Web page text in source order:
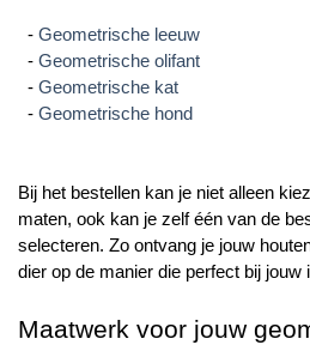
- Geometrische leeuw
- Geometrische olifant
- Geometrische kat
- Geometrische hond
Bij het bestellen kan je niet alleen
maten, ook kan je zelf één van de
selecteren. Zo ontvang je jouw
dier op de manier die perfect bij jouw
Maatwerk voor jouw